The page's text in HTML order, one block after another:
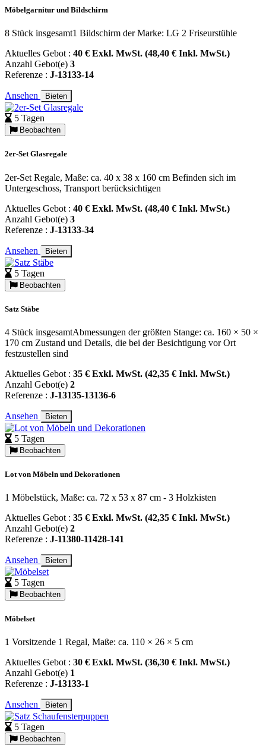
Möbelgarnitur und Bildschirm
8 Stück insgesamt1 Bildschirm der Marke: LG 2 Friseurstühle
Aktuelles Gebot : 40 € Exkl. MwSt. (48,40 € Inkl. MwSt.)
Anzahl Gebot(e) 3
Referenze : J-13133-14
Ansehen Bieten
5 Tagen
Beobachten
2er-Set Glasregale
2er-Set Regale, Maße: ca. 40 x 38 x 160 cm Befinden sich im
Untergeschoss, Transport berücksichtigen
Aktuelles Gebot : 40 € Exkl. MwSt. (48,40 € Inkl. MwSt.)
Anzahl Gebot(e) 3
Referenze : J-13133-34
Ansehen Bieten
5 Tagen
Beobachten
Satz Stäbe
4 Stück insgesamtAbmessungen der größten Stange: ca. 160 × 50 ×
170 cm Zustand und Details, die bei der Besichtigung vor Ort
festzustellen sind
Aktuelles Gebot : 35 € Exkl. MwSt. (42,35 € Inkl. MwSt.)
Anzahl Gebot(e) 2
Referenze : J-13135-13136-6
Ansehen Bieten
5 Tagen
Beobachten
Lot von Möbeln und Dekorationen
1 Möbelstück, Maße: ca. 72 x 53 x 87 cm - 3 Holzkisten
Aktuelles Gebot : 35 € Exkl. MwSt. (42,35 € Inkl. MwSt.)
Anzahl Gebot(e) 2
Referenze : J-11380-11428-141
Ansehen Bieten
5 Tagen
Beobachten
Möbelset
1 Vorsitzende 1 Regal, Maße: ca. 110 × 26 × 5 cm
Aktuelles Gebot : 30 € Exkl. MwSt. (36,30 € Inkl. MwSt.)
Anzahl Gebot(e) 1
Referenze : J-13133-1
Ansehen Bieten
5 Tagen
Beobachten